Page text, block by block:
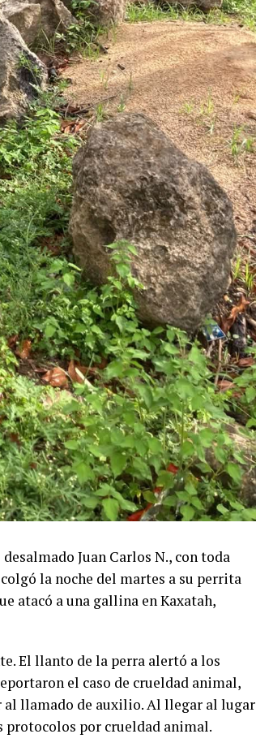
Juan Carlos N., con toda
la noche del martes a su perrita
atacó a una gallina en Kaxatah,
El llanto de la perra alertó a los
el caso de crueldad animal,
llamado de auxilio. Al llegar al lugar
por crueldad animal.